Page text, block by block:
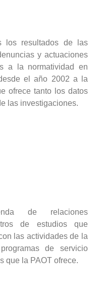
los resultados de las
y actuaciones
a la normatividad en
el año 2002 a la
ofrece tanto los datos
las investigaciones.
de relaciones
de estudios que
las actividades de la
de servicio
que la PAOT ofrece.